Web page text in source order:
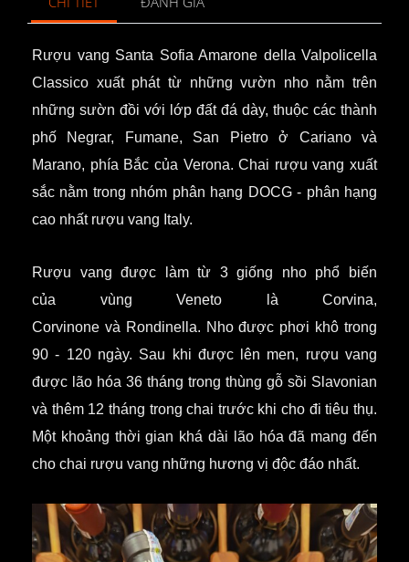
Rượu vang Santa Sofia Amarone della Valpolicella
Classico xuất phát từ những vườn nho nằm trên
những sườn đồi với lớp đất đá dày, thuộc các thành
phố Negrar, Fumane, San Pietro ở Cariano và
Marano, phía Bắc của Verona. Chai rượu vang xuất
sắc nằm trong nhóm phân hạng DOCG - phân hạng
cao nhất rượu vang Italy.
Rượu vang được làm từ 3 giống nho phổ biến
của vùng Veneto là Corvina,
Corvinone và Rondinella. Nho được phơi khô trong
90 - 120 ngày. Sau khi được lên men, rượu vang
được lão hóa 36 tháng trong thùng gỗ sồi Slavonian
và thêm 12 tháng trong chai trước khi cho đi tiêu thụ.
Một khoảng thời gian khá dài lão hóa đã mang đến
cho chai rượu vang những hương vị độc đáo nhất.